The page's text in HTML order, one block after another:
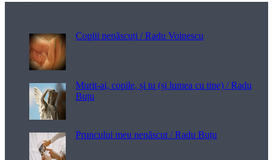
Copiii nenăscuți / Radu Voinescu
Murit-ai, copile, și tu (și lumea cu tine) / Radu
Buțu
Pruncului meu nenăscut / Radu Buțu